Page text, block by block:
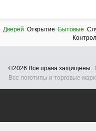
Дверей Открытие Бытовые
©2026 Все права защищены.
Все логотипы и торговые